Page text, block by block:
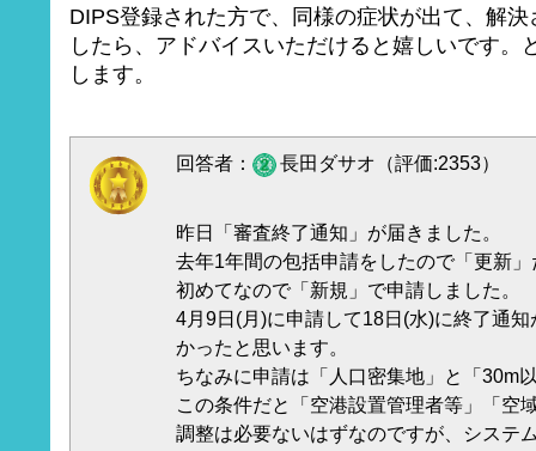
DIPS登録された方で、同様の症状が出て、解
したら、アドバイスいただけると嬉しいです。
します。
回答者： 長田ダサオ（評価:2353）
昨日「審査終了通知」が届きました。
去年1年間の包括申請をしたので「更新
初めてなので「新規」で申請しました。
4月9日(月)に申請して18日(水)に終了通
かったと思います。
ちなみに申請は「人口密集地」と「30m
この条件だと「空港設置管理者等」「空
調整は必要ないはずなのですが、システ